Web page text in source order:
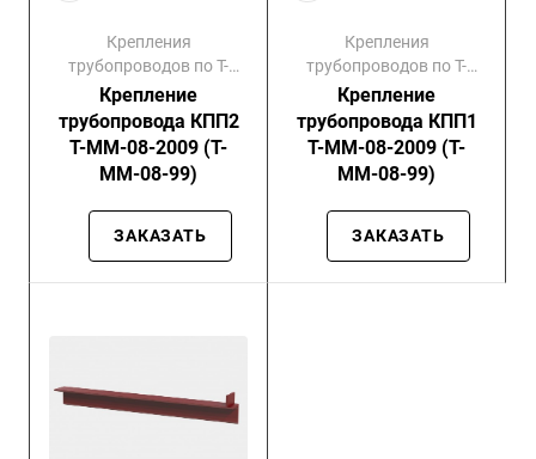
Крепления
трубопроводов по Т-
ММ-08-99
Крепление
трубопровода КПП2
Т-ММ-08-2009 (Т-
ММ-08-99)
ЗАКАЗАТЬ
Крепления
трубопроводов по Т-
ММ-08-99
Крепление
трубопровода КПП1
Т-ММ-08-2009 (Т-
ММ-08-99)
ЗАКАЗАТЬ